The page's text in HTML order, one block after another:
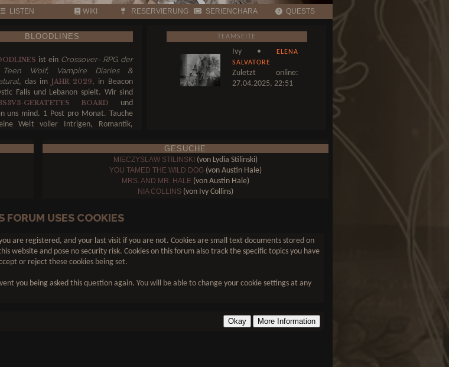
LISTEN WIKI RESERVIERUNG SERIENCHARA QUESTS
BLOODLINES
ist ein Crossover- RPG der
Teen Wolf, Vampire Diaries &
, das im JAHR 2029, in Beacon
Falls und Lebanon spielt. Wir sind
GERATETES BOARD und
uns mind. 1 Post pro Monat. Tauche
Welt voller Intrigen, Romantik,
Seite du stehst – und ob du die Welt
ins Verderben stürzen willst.
TEAMSEITE
Ivy •
ELENA
SALVATORE
Zuletzt online:
27.04.2025, 22:51
GESUCHE
MIECZYSLAW STILINSKI (von Lydia Stilinski)
YOU TAMED THE WILD DOG(von Austin Hale)
MRS. AND MR. HALE(von Austin Hale)
NIA COLLINS(von Ivy Collins)
DAMON SALVATORE
THE HEARTBEAT OF MYSTIC FALLS
FORUM USES COOKIES
are registered, and your last visit if you are not. Cookies are small text documents stored on
website and pose no security risk. Cookies on this forum also track the specific topics you have
or reject these cookies being set.
you being asked this question again. You will be able to change your cookie settings at any